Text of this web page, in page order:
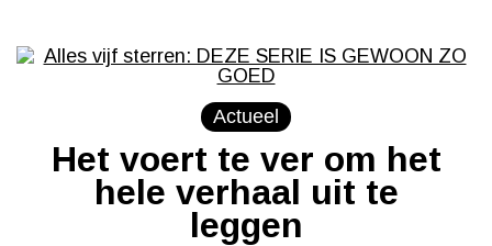
Actueel
Het voert te ver om het
hele verhaal uit te
leggen